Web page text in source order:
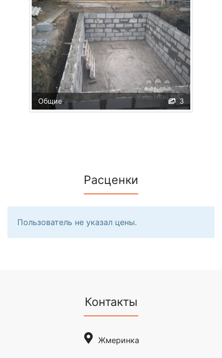
3
Общие
Расценки
Пользователь не указал цены.
Контакты
Жмеринка